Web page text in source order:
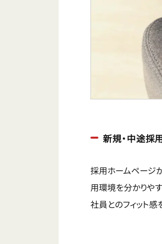
新規・中途採
採用ホームページ
用環境を分かりや
社員とのフィット